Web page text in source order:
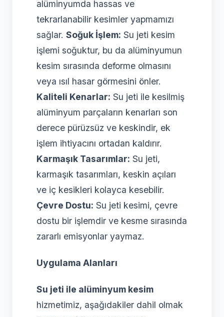
alüminyumda hassas ve
tekrarlanabilir kesimler yapmamızı
sağlar. Soğuk İşlem: Su jeti kesim
işlemi soğuktur, bu da alüminyumun
kesim sırasında deforme olmasını
veya ısıl hasar görmesini önler.
Kaliteli Kenarlar: Su jeti ile kesilmiş
alüminyum parçaların kenarları son
derece pürüzsüz ve keskindir, ek
işlem ihtiyacını ortadan kaldırır.
Karmaşık Tasarımlar: Su jeti,
karmaşık tasarımları, keskin açıları
ve iç kesikleri kolayca kesebilir.
Çevre Dostu: Su jeti kesimi, çevre
dostu bir işlemdir ve kesme sırasında
zararlı emisyonlar yaymaz.
Uygulama Alanları
Su jeti ile alüminyum kesim
hizmetimiz, aşağıdakiler dahil olmak